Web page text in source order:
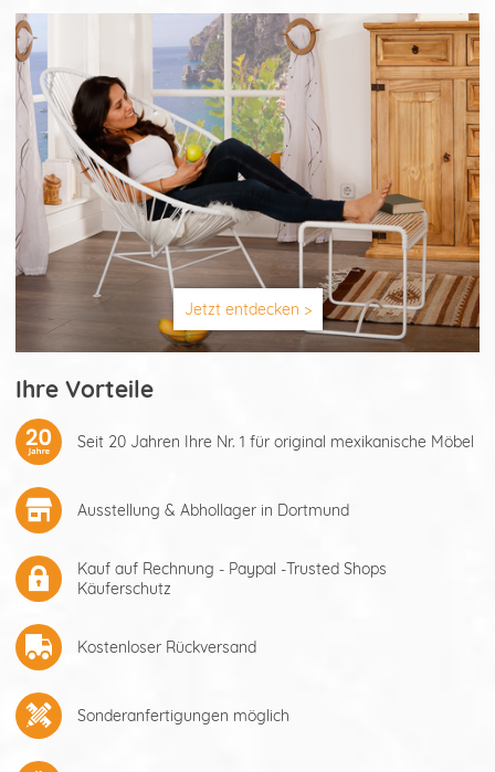
Jetzt entdecken >
Ihre Vorteile
Seit 20 Jahren Ihre Nr. 1 für original mexikanische Möbel
Ausstellung & Abhollager in Dortmund
Kauf auf Rechnung - Paypal -Trusted Shops
Käuferschutz
Kostenloser Rückversand
Sonderanfertigungen möglich